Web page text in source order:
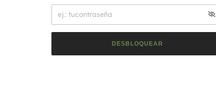
DESBLOQUEAR